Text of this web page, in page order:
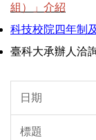
組）」介紹
科技校院四年制
臺科大承辦人洽